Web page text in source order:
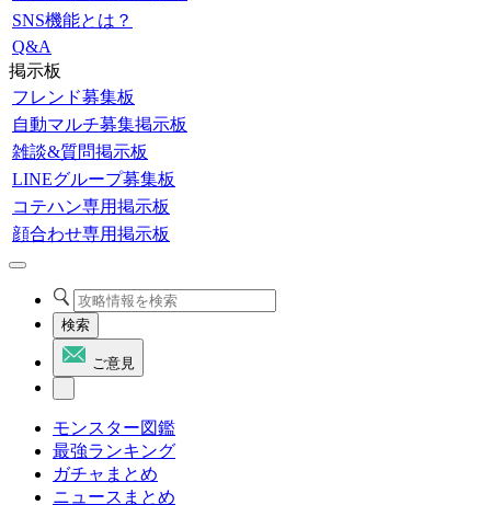
SNS機能とは？
Q&A
掲示板
フレンド募集板
自動マルチ募集掲示板
雑談&質問掲示板
LINEグループ募集板
コテハン専用掲示板
顔合わせ専用掲示板
検索
ご意見
モンスター図鑑
最強ランキング
ガチャまとめ
ニュースまとめ